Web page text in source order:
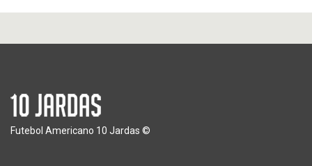
Futebol Americano 10 Jardas ©